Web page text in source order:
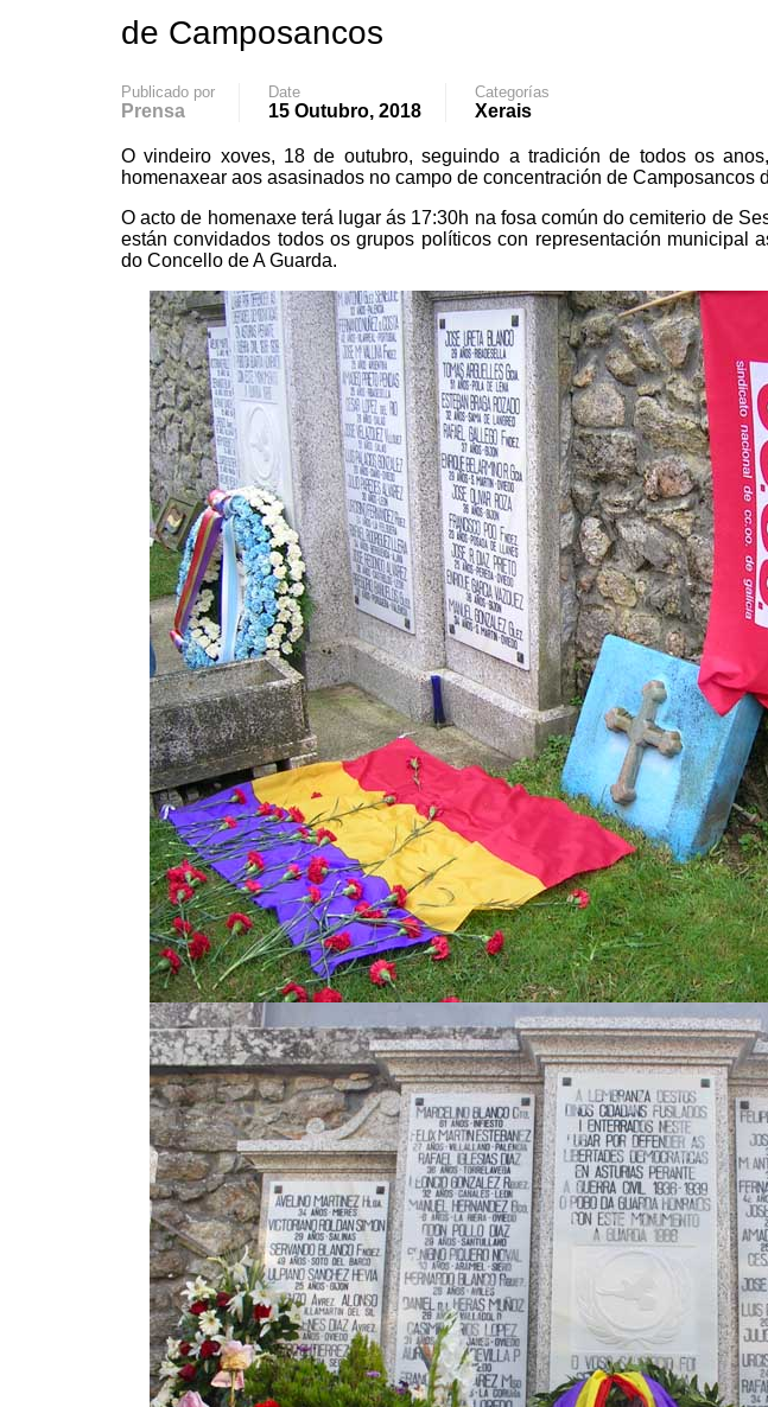
de Camposancos
Publicado por
Prensa
Date
15 Outubro, 2018
Categorías
Xerais
O vindeiro xoves, 18 de outubro, seguindo a tradición de todos os
homenaxear aos asasinados no campo de concentración de Camposancos
O acto de homenaxe terá lugar ás 17:30h na fosa común do cemiterio de
están convidados todos os grupos políticos con representación municipal
do Concello de A Guarda.